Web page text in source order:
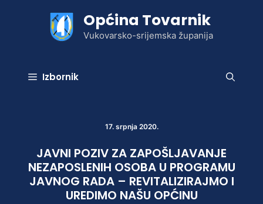
Općina Tovarnik
Vukovarsko-srijemska županija
Izbornik
17. srpnja 2020.
JAVNI POZIV ZA ZAPOŠLJAVANJE
NEZAPOSLENIH OSOBA U PROGRAMU
JAVNOG RADA – REVITALIZIRAJMO I
UREDIMO NAŠU OPĆINU